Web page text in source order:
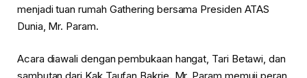
menjadi tuan rumah Gathering bersama Presiden ATAS
Dunia, Mr. Param.
Acara diawali dengan pembukaan hangat, Tari Betawi, dan